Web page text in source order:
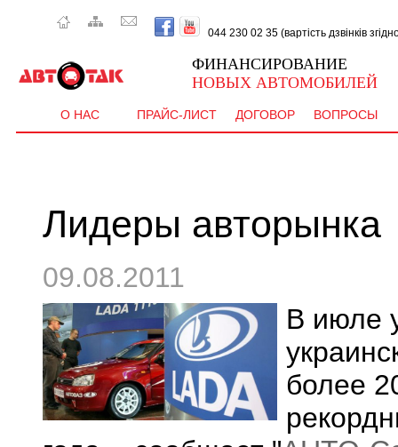
044 230 02 35 (вартість дзвінків
ФИНАНСИРОВАНИЕ
НОВЫХ АВТОМОБИЛЕЙ
О НАС ПРАЙС-ЛИСТ ДОГОВОР ВОПРОСЫ
Лидеры авторынка
09.08.2011
В июле
более